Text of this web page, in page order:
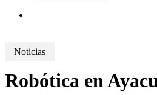
Noticias
Robótica en